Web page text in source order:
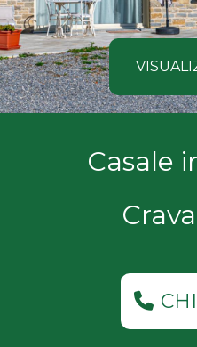
Casale
COSA
CERCANO
NOSTRI
Comune
Tipologia